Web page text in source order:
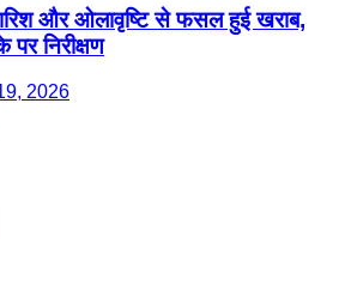
और ओलावृष्टि से फसल हुई खराब,
पर निरीक्षण
2026